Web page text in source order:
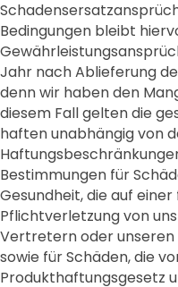
Bedingungen bleibt
Jahr nach Ablieferung
denn wir haben den
diesem Fall gelten die
haften unabhängig von
Bestimmungen für
Gesundheit, die auf
Pflichtverletzung von
Vertretern oder unseren
sowie für Schäden, die
Produkthaftungsgesetz